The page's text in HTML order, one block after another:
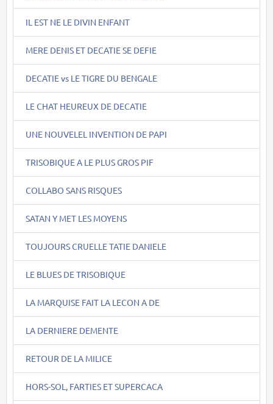
IL EST NE LE DIVIN ENFANT
MERE DENIS ET DECATIE SE DEFIE
DECATIE vs LE TIGRE DU BENGALE
LE CHAT HEUREUX DE DECATIE
UNE NOUVELEL INVENTION DE PAPI
TRISOBIQUE A LE PLUS GROS PIF
COLLABO SANS RISQUES
SATAN Y MET LES MOYENS
TOUJOURS CRUELLE TATIE DANIELE
LE BLUES DE TRISOBIQUE
LA MARQUISE FAIT LA LECON A DE
LA DERNIERE DEMENTE
RETOUR DE LA MILICE
HORS-SOL, FARTIES ET SUPERCACA